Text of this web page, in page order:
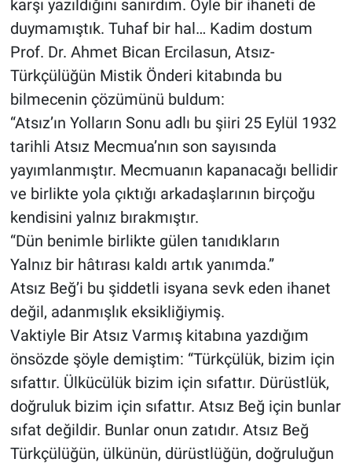
karşı yazıldığını sanırdım. Öyle bir ihaneti de
duymamıştık. Tuhaf bir hal… Kadim dostum
Prof. Dr. Ahmet Bican Ercilasun, Atsız-
Türkçülüğün Mistik Önderi kitabında bu
bilmecenin çözümünü buldum:
“Atsız’ın Yolların Sonu adlı bu şiiri 25 Eylül 1932
tarihli Atsız Mecmua’nın son sayısında
yayımlanmıştır. Mecmuanın kapanacağı bellidir
ve birlikte yola çıktığı arkadaşlarının birçoğu
kendisini yalnız bırakmıştır.
“Dün benimle birlikte gülen tanıdıkların
Yalnız bir hâtırası kaldı artık yanımda.”
Atsız Beğ’i bu şiddetli isyana sevk eden ihanet
değil, adanmışlık eksikliğiymiş.
Vaktiyle Bir Atsız Varmış kitabına yazdığım
önsözde şöyle demiştim: “Türkçülük, bizim için
sıfattır. Ülkücülük bizim için sıfattır. Dürüstlük,
doğruluk bizim için sıfattır. Atsız Beğ için bunlar
sıfat değildir. Bunlar onun zatıdır. Atsız Beğ
Türkçülüğün, ülkünün, dürüstlüğün, doğruluğun